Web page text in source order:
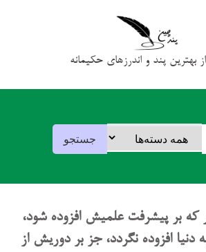
بهترین پند و اندرزهای حکیمانه
بر پیشرفت علمیش افزوده شود،
دنیا افزوده نگردد، جز بر دوریش از